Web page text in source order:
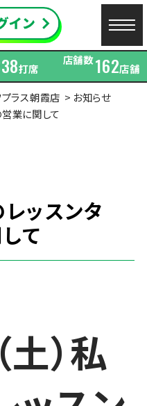
打席
店舗数162店舗
ラス朝霞店
お知らせ
営業に関して
ッスンタ
て
）私